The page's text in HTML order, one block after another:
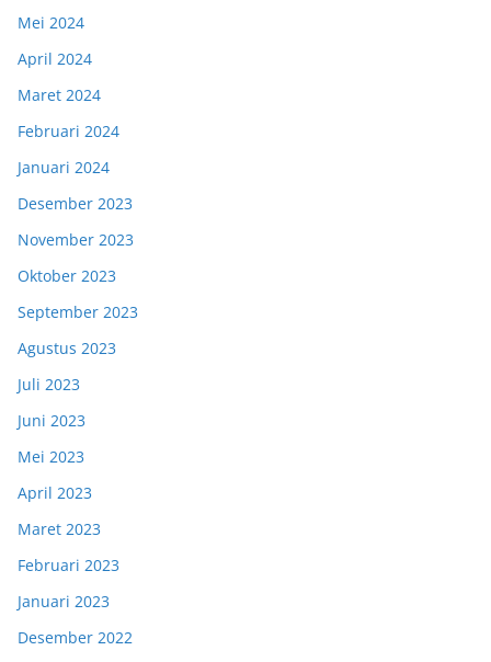
Mei 2024
April 2024
Maret 2024
Februari 2024
Januari 2024
Desember 2023
November 2023
Oktober 2023
September 2023
Agustus 2023
Juli 2023
Juni 2023
Mei 2023
April 2023
Maret 2023
Februari 2023
Januari 2023
Desember 2022